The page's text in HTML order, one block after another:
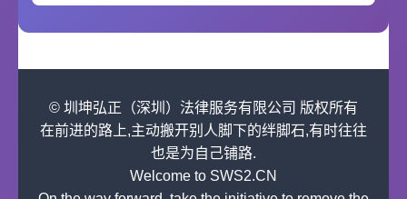
© 圳坤弘正（深圳）法律服务有限公司 版权所有
在前进的路上,主动搬开别人脚下的绊脚石,有时往往
也是为自己铺路.
Welcome to SWS2.CN